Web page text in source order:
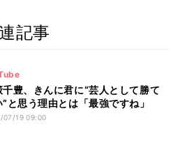
記事
千豊、きんに君に“芸人として勝て
と思う理由とは「最強ですね」
07/19 09:00